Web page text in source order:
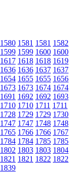
1580 1581 1581 1582
1599 1599 1600 1600
1617 1618 1618 1619
1636 1636 1637 1637
1654 1655 1655 1656
1673 1673 1674 1674
1691 1692 1692 1693
1710 1710 1711 1711
1728 1729 1729 1730
1747 1747 1748 1748
1765 1766 1766 1767
1784 1784 1785 1785
1802 1803 1803 1804
1821 1821 1822 1822
1839